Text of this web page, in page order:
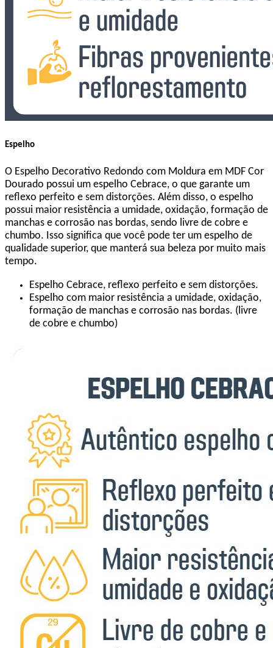
Espelho
O Espelho Decorativo Redondo com Moldura em MDF Cor
Dourado possui um espelho Cebrace, o que garante um
reflexo perfeito e sem distorções. Além disso, o espelho
possui maior resistência a umidade, oxidação, formação de
manchas e corrosão nas bordas, sendo livre de cobre e
chumbo. Isso significa que você pode ter um espelho de
qualidade superior, que manterá sua beleza por muito mais
tempo.
Espelho Cebrace, reflexo perfeito e sem distorções.
Espelho com maior resistência a umidade, oxidação,
formação de manchas e corrosão nas bordas. (livre
de cobre e chumbo)